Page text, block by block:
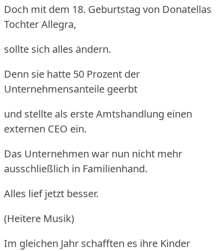
Doch mit dem 18. Geburtstag von Donatellas
Tochter Allegra,
sollte sich alles ändern.
Denn sie hatte 50 Prozent der
Unternehmensanteile geerbt
und stellte als erste Amtshandlung einen
externen CEO ein.
Das Unternehmen war nun nicht mehr
ausschließlich in Familienhand.
Alles lief jetzt besser.
(Heitere Musik)
Im gleichen Jahr schafften es ihre Kinder